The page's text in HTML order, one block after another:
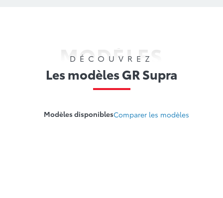
MODÈLES
DÉCOUVREZ
Les modèles GR Supra
Modèles disponiblesComparer les modèles